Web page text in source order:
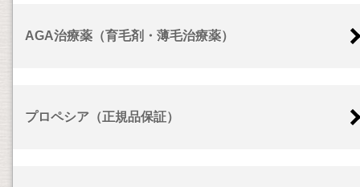
AGA治療薬（育毛剤・薄毛治療薬）
プロペシア（正規品保証）